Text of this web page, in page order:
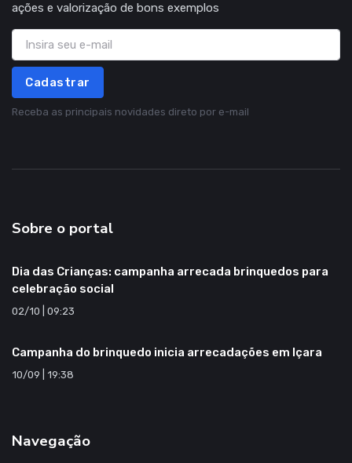
ações e valorização de bons exemplos
Cadastrar
Receba as principais novidades direto por e-mail
Sobre o portal
Dia das Crianças: campanha arrecada brinquedos para
celebração social
02/10 | 09:23
Campanha do brinquedo inicia arrecadações em Içara
10/09 | 19:38
Navegação